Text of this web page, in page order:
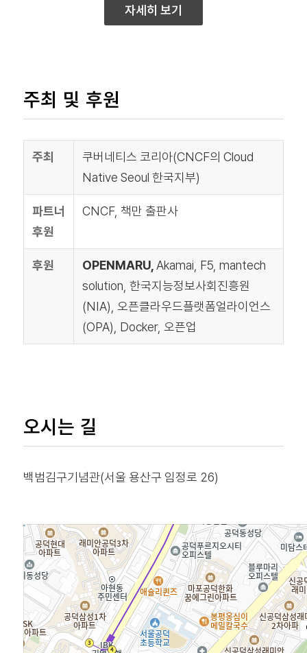
자세히 보기
주최 및 후원
주최
쿠버네티스 코리아(CNCF의 Cloud
Native Seoul 한국지부)
파트너
후원
CNCF, 책만 출판사
후원 OPENMARU, Akamai, F5, mantech
solution, 한국지능정보사회진흥원
(NIA), 오픈클라우드플랫폼얼라이언스
(OPA), Docker, 오픈업
오시는 길
백범김구기념관(서울 용산구 임정로 26)